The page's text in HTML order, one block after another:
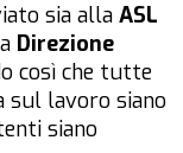
sia alla ASL
Direzione
così che tutte
sul lavoro siano
siano